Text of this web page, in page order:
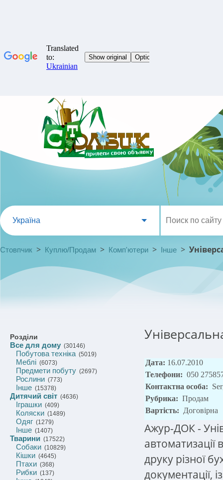
Україна
Стовпчик > Куплю/Продам > Комп'ютери > Інше >
Розділи
Все для дому (30146)
Побутова техніка(5019)
Меблі (6073)
Предмети побуту (2697)
Рослини (773)
Інше (15378)
Дитячий світ (4636)
Іграшки (409)
Коляски (1489)
Одяг (1279)
Інше (1407)
Тварини (17522)
Собаки (10829)
Кішки (4645)
Птахи (368)
Рибки (137)
Дата: 16.07.2010
Телефони: 050
Контактна особа:
Рубрика: Продам
Вартість: Договірна
Ажур-ДОК -
автоматизації
друку різної
документації,